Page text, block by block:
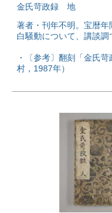
金氏苛政録 地
著者・刊年不明。宝暦
白騒動について、講談調
・〔参考〕翻刻「金氏
村，1987年）